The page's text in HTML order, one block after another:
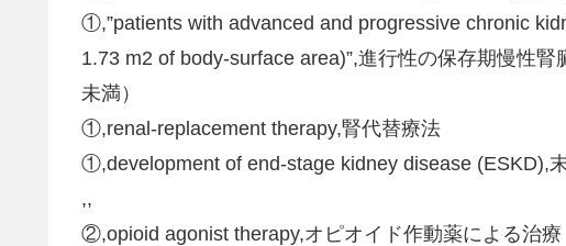
①,”patients with advanced and progressive chronic
1.73 m2 of body-surface area)”,進行性の保存期慢性
未満）
①,renal-replacement therapy,腎代替療法
①,development of end-stage kidney disease (ESKD),
,,
②,opioid agonist therapy,オピオイド作動薬による治療